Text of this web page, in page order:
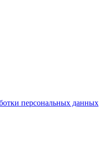
персональных данных